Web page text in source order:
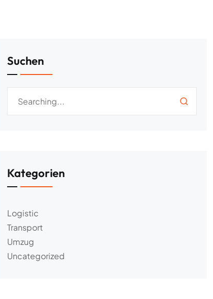
Suchen
Kategorien
Logistic
Transport
Umzug
Uncategorized